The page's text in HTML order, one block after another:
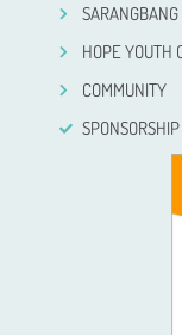
SARANGBANG
HOPE YOUTH
COMMUNITY
SPONSORSHIP